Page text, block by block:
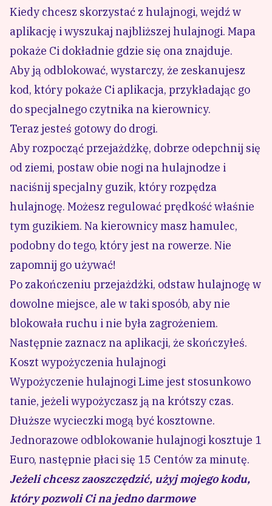
Kiedy chcesz skorzystać z hulajnogi, wejdź w
aplikację i wyszukaj najbliższej hulajnogi. Mapa
pokaże Ci dokładnie gdzie się ona znajduje.
Aby ją odblokować, wystarczy, że zeskanujesz
kod, który pokaże Ci aplikacja, przykładając go
do specjalnego czytnika na kierownicy.
Teraz jesteś gotowy do drogi.
Aby rozpocząć przejażdżkę, dobrze odepchnij się
od ziemi, postaw obie nogi na hulajnodze i
naciśnij specjalny guzik, który rozpędza
hulajnogę. Możesz regulować prędkość właśnie
tym guzikiem. Na kierownicy masz hamulec,
podobny do tego, który jest na rowerze. Nie
zapomnij go używać!
Po zakończeniu przejażdżki, odstaw hulajnogę w
dowolne miejsce, ale w taki sposób, aby nie
blokowała ruchu i nie była zagrożeniem.
Następnie zaznacz na aplikacji, że skończyłeś.
Koszt wypożyczenia hulajnogi
Wypożyczenie hulajnogi Lime jest stosunkowo
tanie, jeżeli wypożyczasz ją na krótszy czas.
Dłuższe wycieczki mogą być kosztowne.
Jednorazowe odblokowanie hulajnogi kosztuje 1
Euro, następnie płaci się 15 Centów za minutę.
Jeżeli chcesz zaoszczędzić, użyj mojego kodu,
który pozwoli Ci na jedno darmowe